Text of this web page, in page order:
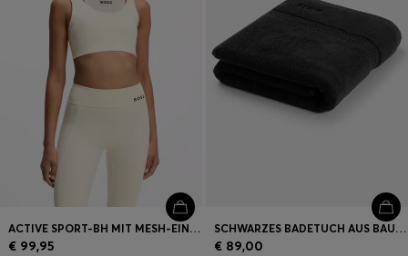
ACTIVE SPORT-BH MIT MESH-EINSATZ
€ 99,95
SCHWARZES BADETUCH AUS BAUMWOLLE MIT TONALER LOGO-STICKEREI
€ 89,00